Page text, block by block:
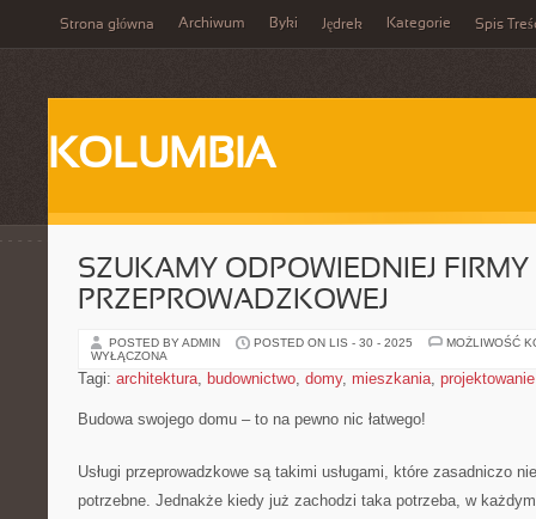
Strona główna Archiwum Byki Jędrek Kategorie Spis
KOLUMBIA
SZUKAMY ODPOWIEDNIEJ FIRMY
PRZEPROWADZKOWEJ
POSTED BY ADMIN POSTED ON LIS - 30 - 2025
MOŻLIWOŚĆ
WYŁĄCZONA
Tagi: architektura, budownictwo, domy, mieszkania, projektowanie
Budowa swojego domu – to na pewno nic łatwego!
Usługi przeprowadzkowe są takimi usługami, które zasadniczo
potrzebne. Jednakże kiedy już zachodzi taka potrzeba, w